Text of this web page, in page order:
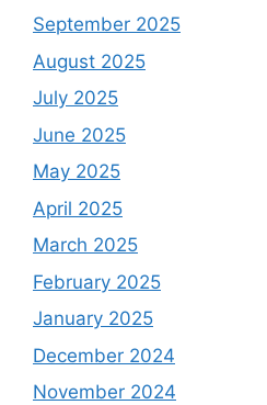
September 2025
August 2025
July 2025
June 2025
May 2025
April 2025
March 2025
February 2025
January 2025
December 2024
November 2024